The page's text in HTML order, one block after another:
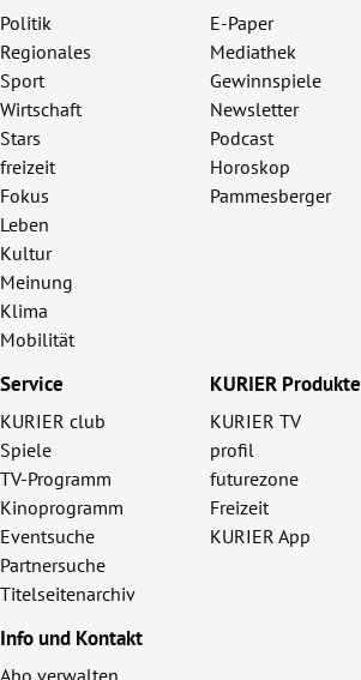
Politik
Regionales
Sport
Wirtschaft
Stars
freizeit
Fokus
Leben
Kultur
Meinung
Klima
Mobilität
E-Paper
Mediathek
Gewinnspiele
Newsletter
Podcast
Horoskop
Pammesberger
Service
KURIER club
Spiele
TV-Programm
Kinoprogramm
Eventsuche
Partnersuche
Titelseitenarchiv
KURIER Produkte
KURIER TV
profil
futurezone
Freizeit
KURIER App
Info und Kontakt
Abo verwalten